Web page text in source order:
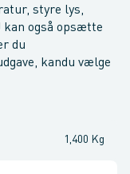
styre lys,
kan også opsætte
du
kandu vælge
1,400 Kg